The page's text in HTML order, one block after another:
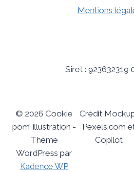
Mentions
Siret : 923632319
© 2026 Cookie
pom’ illustration -
Thème
WordPress par
Kadence WP
Crédit
Pexels.com
Copilot